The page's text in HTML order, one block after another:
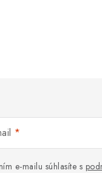
e-mailu súhlasíte s